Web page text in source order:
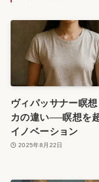
ヴィパッサナー瞑
カの違い──瞑想を
イノベーション
2025年8月22日